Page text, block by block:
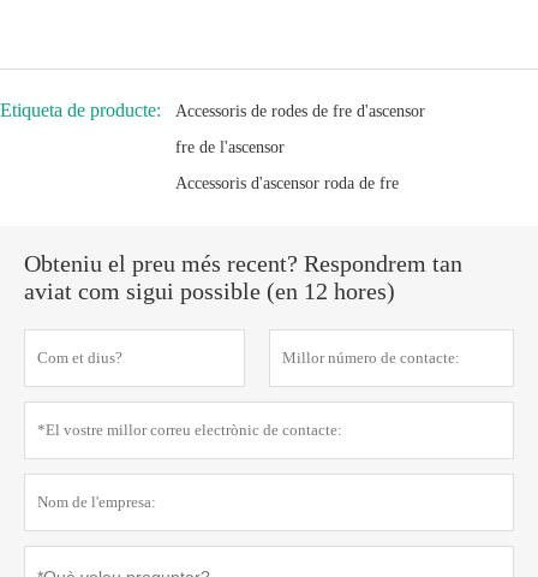
Etiqueta de producte:
Accessoris de rodes de fre d'ascensor
fre de l'ascensor
Accessoris d'ascensor roda de fre
Obteniu el preu més recent? Respondrem tan
aviat com sigui possible (en 12 hores)